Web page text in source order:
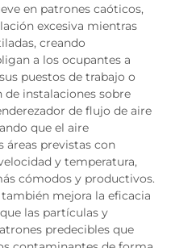
en patrones caóticos,
excesiva mientras
creando
a los ocupantes a
puestos de trabajo o
de instalaciones sobre
de flujo de aire
que el aire
áreas previstas con
y temperatura,
cómodos y productivos.
mejora la eficacia
las partículas y
predecibles que